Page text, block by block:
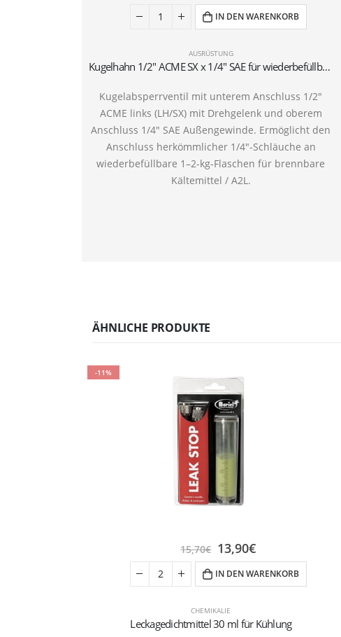
AUSRÜSTUNG
Kugelhahn 1/2″ ACME SX x 1/4″ SAE für wiederbefüllbare Gasflaschen (1–2 kg)
Kugelabsperrventil mit unterem Anschluss 1/2″
ACME links (LH/SX) mit Drehgelenk und oberem
Anschluss 1/4″ SAE Außengewinde. Ermöglicht den
Anschluss herkömmlicher 1/4″-Schläuche an
wiederbefüllbare 1–2-kg-Flaschen für brennbare
Kältemittel / A2L.
IN DEN WARENKORB
ÄHNLICHE PRODUKTE
-11%
CHEMIKALIE
Leckagedichtmittel 30 ml für Kühlung
15,70€ 13,90€
IN DEN WARENKORB